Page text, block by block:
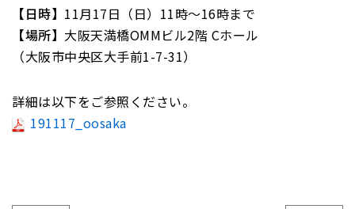
【日時】 11月17日（日）11時～16時まで
【場所】 大阪天満橋OMMビル2階 Cホール
（大阪市中央区大手前1-7-31）
詳細は以下をご参照ください。
191117_oosaka